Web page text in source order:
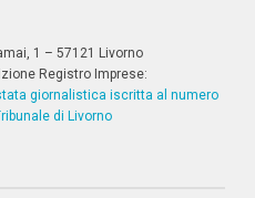
1 – 57121 Livorno
Registro Imprese:
giornalistica iscritta al numero
di Livorno